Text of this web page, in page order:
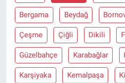
Bergama Beydağ
Çeşme Çiğli Dikili
Güzelbahçe Karabağlar
Karşiyaka Kemalpaşa